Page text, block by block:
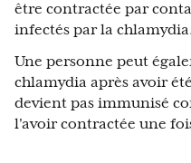
être contractée par
infectés par la
Une personne peut
chlamydia après avoir
devient pas immunisé
l'avoir contractée une